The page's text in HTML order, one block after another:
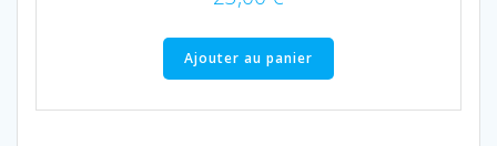
Ajouter au panier